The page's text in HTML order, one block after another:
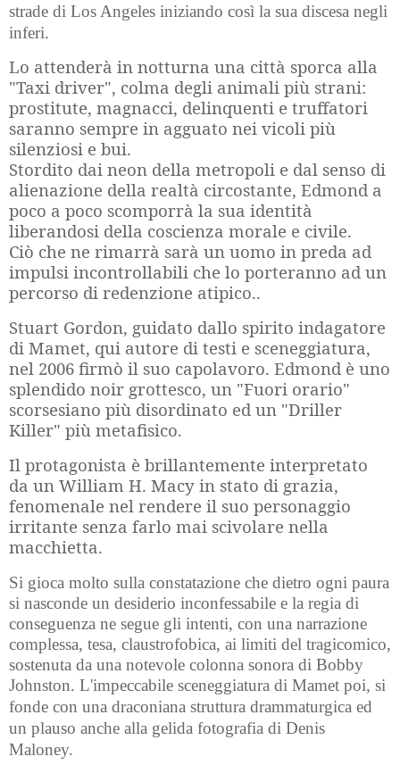
strade di Los Angeles iniziando così la sua discesa negli
inferi.
Lo attenderà in notturna una città sporca alla
"Taxi driver", colma degli animali più strani:
prostitute, magnacci, delinquenti e truffatori
saranno sempre in agguato nei vicoli più
silenziosi e bui.
Stordito dai neon della metropoli e dal senso di
alienazione della realtà circostante, Edmond a
poco a poco scomporrà la sua identità
liberandosi della coscienza morale e civile.
Ciò che ne rimarrà sarà un uomo in preda ad
impulsi incontrollabili che lo porteranno ad un
percorso di redenzione atipico..
Stuart Gordon, guidato dallo spirito indagatore
di Mamet, qui autore di testi e sceneggiatura,
nel 2006 firmò il suo capolavoro. Edmond è uno
splendido noir grottesco, un "Fuori orario"
scorsesiano più disordinato ed un "Driller
Killer" più metafisico.
Il protagonista è brillantemente interpretato
da un William H. Macy in stato di grazia,
fenomenale nel rendere il suo personaggio
irritante senza farlo mai scivolare nella
macchietta.
Si gioca molto sulla constatazione che dietro ogni paura
si nasconde un desiderio inconfessabile e la regia di
conseguenza ne segue gli intenti, con una narrazione
complessa, tesa, claustrofobica, ai limiti del tragicomico,
sostenuta da una notevole colonna sonora di Bobby
Johnston. L'impeccabile sceneggiatura di Mamet poi, si
fonde con una draconiana struttura drammaturgica ed
un plauso anche alla gelida fotografia di Denis
Maloney.